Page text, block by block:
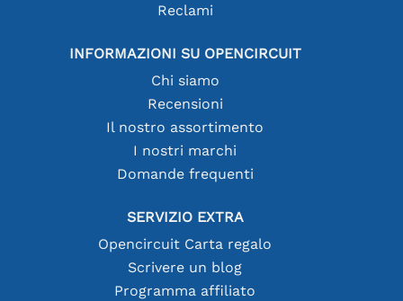
Reclami
INFORMAZIONI SU OPENCIRCUIT
Chi siamo
Recensioni
Il nostro assortimento
I nostri marchi
Domande frequenti
SERVIZIO EXTRA
Opencircuit Carta regalo
Scrivere un blog
Programma affiliato